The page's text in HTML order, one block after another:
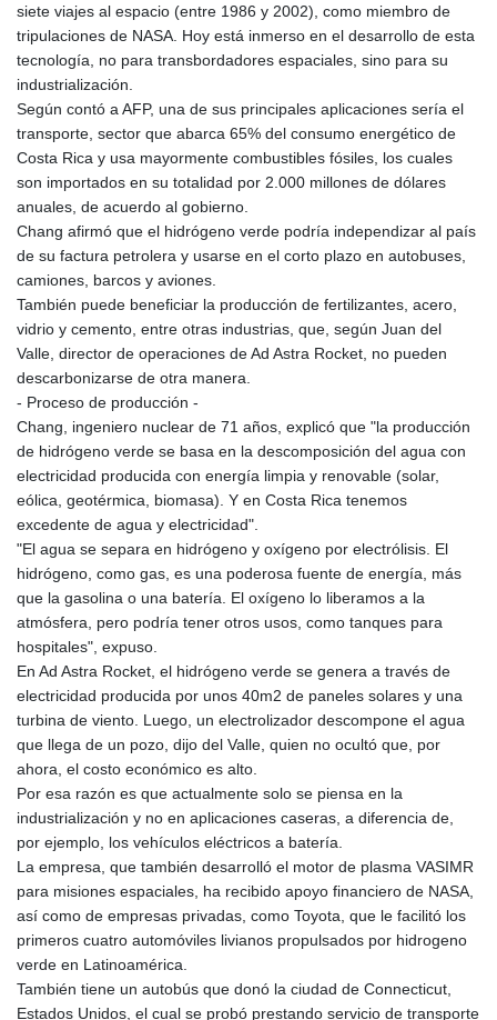
siete viajes al espacio (entre 1986 y 2002), como miembro de
tripulaciones de NASA. Hoy está inmerso en el desarrollo de esta
tecnología, no para transbordadores espaciales, sino para su
industrialización.
Según contó a AFP, una de sus principales aplicaciones sería el
transporte, sector que abarca 65% del consumo energético de
Costa Rica y usa mayormente combustibles fósiles, los cuales
son importados en su totalidad por 2.000 millones de dólares
anuales, de acuerdo al gobierno.
Chang afirmó que el hidrógeno verde podría independizar al país
de su factura petrolera y usarse en el corto plazo en autobuses,
camiones, barcos y aviones.
También puede beneficiar la producción de fertilizantes, acero,
vidrio y cemento, entre otras industrias, que, según Juan del
Valle, director de operaciones de Ad Astra Rocket, no pueden
descarbonizarse de otra manera.
- Proceso de producción -
Chang, ingeniero nuclear de 71 años, explicó que "la producción
de hidrógeno verde se basa en la descomposición del agua con
electricidad producida con energía limpia y renovable (solar,
eólica, geotérmica, biomasa). Y en Costa Rica tenemos
excedente de agua y electricidad".
"El agua se separa en hidrógeno y oxígeno por electrólisis. El
hidrógeno, como gas, es una poderosa fuente de energía, más
que la gasolina o una batería. El oxígeno lo liberamos a la
atmósfera, pero podría tener otros usos, como tanques para
hospitales", expuso.
En Ad Astra Rocket, el hidrógeno verde se genera a través de
electricidad producida por unos 40m2 de paneles solares y una
turbina de viento. Luego, un electrolizador descompone el agua
que llega de un pozo, dijo del Valle, quien no ocultó que, por
ahora, el costo económico es alto.
Por esa razón es que actualmente solo se piensa en la
industrialización y no en aplicaciones caseras, a diferencia de,
por ejemplo, los vehículos eléctricos a batería.
La empresa, que también desarrolló el motor de plasma VASIMR
para misiones espaciales, ha recibido apoyo financiero de NASA,
así como de empresas privadas, como Toyota, que le facilitó los
primeros cuatro automóviles livianos propulsados por hidrogeno
verde en Latinoamérica.
También tiene un autobús que donó la ciudad de Connecticut,
Estados Unidos, el cual se probó prestando servicio de transporte